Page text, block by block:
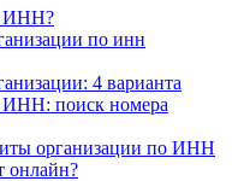
ИНН?
по инн
4 варианта
ИНН: поиск номера
организации по ИНН
онлайн?